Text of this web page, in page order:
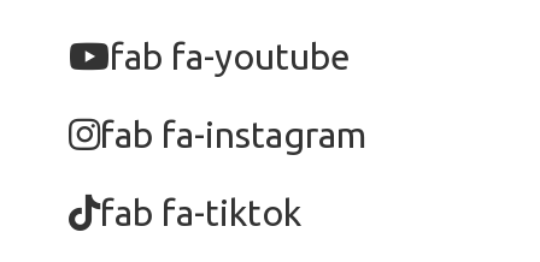
fab fa-youtube
fab fa-instagram
fab fa-tiktok